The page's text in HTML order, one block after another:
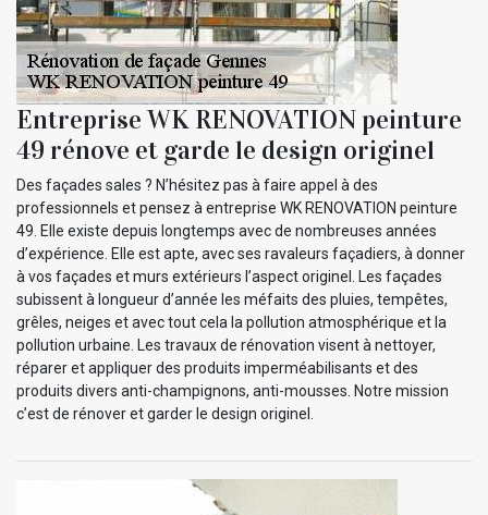
Entreprise WK RENOVATION peinture
49 rénove et garde le design originel
Des façades sales ? N’hésitez pas à faire appel à des
professionnels et pensez à entreprise WK RENOVATION peinture
49. Elle existe depuis longtemps avec de nombreuses années
d’expérience. Elle est apte, avec ses ravaleurs façadiers, à donner
à vos façades et murs extérieurs l’aspect originel. Les façades
subissent à longueur d’année les méfaits des pluies, tempêtes,
grêles, neiges et avec tout cela la pollution atmosphérique et la
pollution urbaine. Les travaux de rénovation visent à nettoyer,
réparer et appliquer des produits imperméabilisants et des
produits divers anti-champignons, anti-mousses. Notre mission
c’est de rénover et garder le design originel.